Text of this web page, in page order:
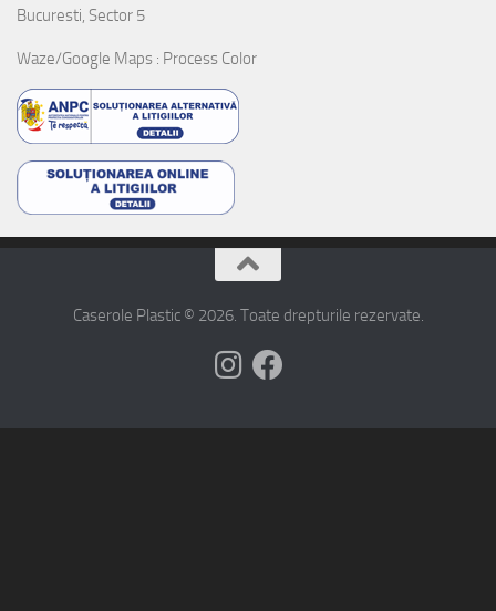
Bucuresti, Sector 5
Waze/Google Maps : Process Color
Caserole Plastic © 2026. Toate drepturile rezervate.